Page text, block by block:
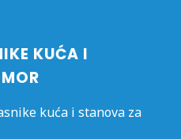
KUĆA I
kuća i stanova za